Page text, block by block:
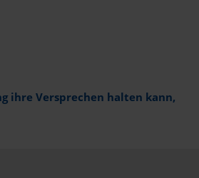
ihre Versprechen halten kann,